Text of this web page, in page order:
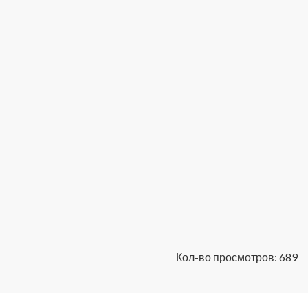
Кол-во просмотров: 689